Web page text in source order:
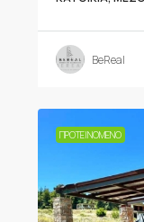
BeReal
ΠΡΟΤΕΙΝΌΜΕΝΟ